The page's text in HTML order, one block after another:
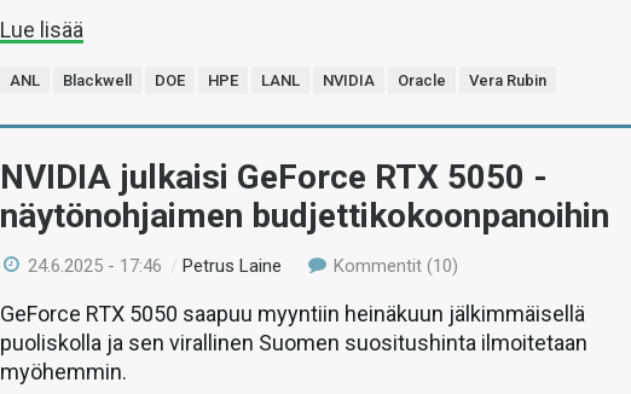
Lue lisää
ANL Blackwell DOE HPE LANL NVIDIA Oracle Vera Rubin
NVIDIA julkaisi GeForce RTX 5050 -
näytönohjaimen budjettikokoonpanoihin
24.6.2025 - 17:46 /Petrus Laine Kommentit (10)
GeForce RTX 5050 saapuu myyntiin heinäkuun jälkimmäisellä
puoliskolla ja sen virallinen Suomen suositushinta ilmoitetaan
myöhemmin.